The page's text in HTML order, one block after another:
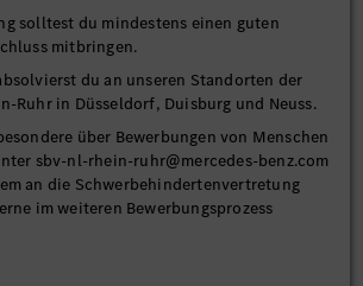
solltest du mindestens einen guten
mitbringen.
du an unseren Standorten der
Ruhr in Düsseldorf, Duisburg und Neuss.
über Bewerbungen von Menschen
sbv-nl-rhein-ruhr@mercedes-benz.com
an die Schwerbehindertenvertretung
im weiteren Bewerbungsprozess